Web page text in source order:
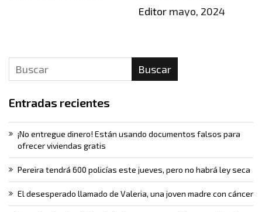
Editormayo, 2024
Buscar
Entradas recientes
¡No entregue dinero! Están usando documentos falsos para
ofrecer viviendas gratis
Pereira tendrá 600 policías este jueves, pero no habrá ley seca
El desesperado llamado de Valeria, una joven madre con cáncer